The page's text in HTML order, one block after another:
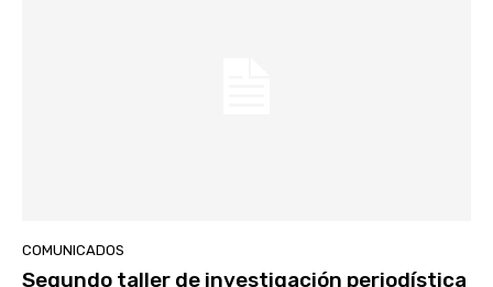
COMUNICADOS
Segundo taller de investigación periodística